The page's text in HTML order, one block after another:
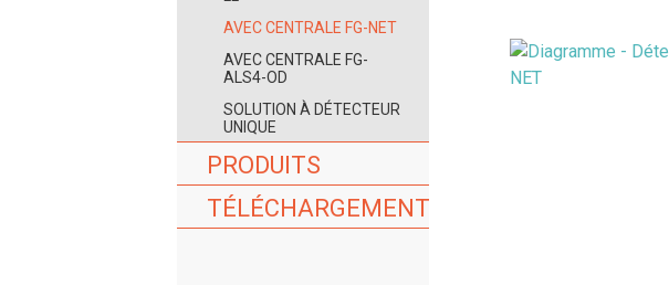
AVEC CENTRALE FG-NET
AVEC CENTRALE FG-
ALS4-OD
SOLUTION À DÉTECTEUR
UNIQUE
PRODUITS
TÉLÉCHARGEMENT